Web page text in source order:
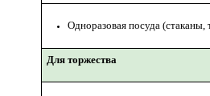
Одноразовая посуда (стаканы,
Для торжества